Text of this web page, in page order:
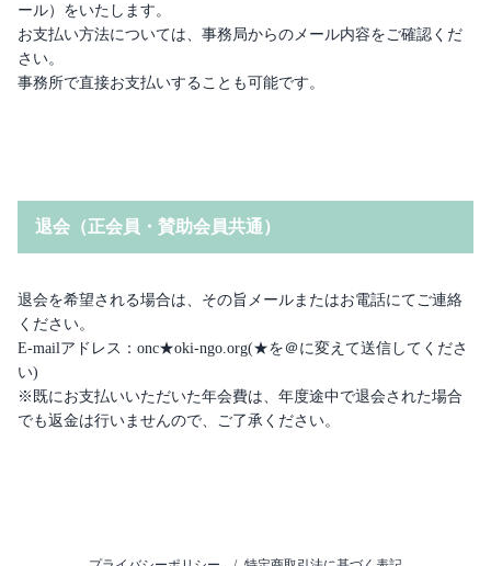
ール）をいたします。
お支払い方法については、事務局からのメール内容をご確認くだ
さい。
事務所で直接お支払いすることも可能です。
退会（正会員・賛助会員共通）
退会を希望される場合は、その旨メールまたはお電話にてご連絡
ください。
E-mailアドレス：onc★oki-ngo.org(★を＠に変えて送信してくださ
い)
※既にお支払いいただいた年会費は、年度途中で退会された場合
でも返金は行いませんので、ご了承ください。